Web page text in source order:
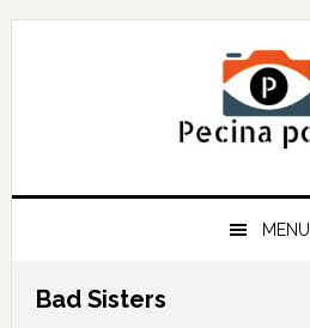
Skip
Skip
Skip
MENU
Bad Sisters